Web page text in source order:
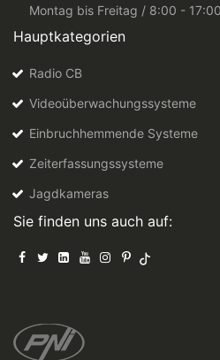
Montag bis Freitag / 8:00 - 17:00
Hauptkategorien
Radio CB
Videoüberwachungssysteme
Einbruchhemmende Systeme
Zeiterfassungssysteme
Jagdkameras
Sie finden uns auch auf: